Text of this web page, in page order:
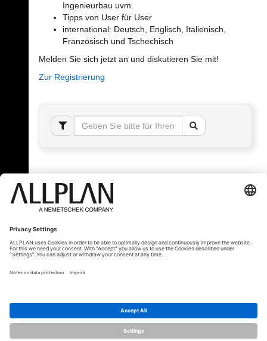
Ingenieurbau uvm.
Tipps von User für User
international: Deutsch, Englisch, Italienisch,
Französisch und Tschechisch
Melden Sie sich jetzt an und diskutieren Sie mit!
Zur Registrierung
Fehler!
Bitte melden Sie sich an, um dieses Thema sehen
zu können.
© ALLPLAN Schweiz AG ALLPLAN ist Teil derNemetschek Group